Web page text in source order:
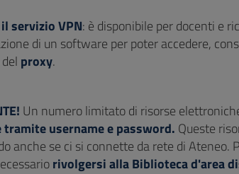
servizio VPN: è disponibile per docenti e
di un software per poter accedere,
proxy.
Un numero limitato di risorse
username e password. Queste
anche se ci si connette da rete di Ateneo.
rivolgersi allaBiblioteca d'area